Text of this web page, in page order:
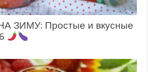
ЗИМУ: Простые и вкусные